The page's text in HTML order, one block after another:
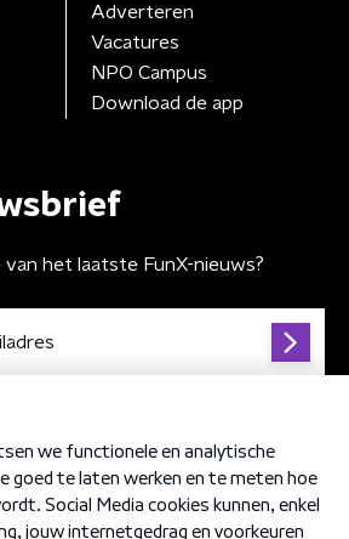
Adverteren
Vacatures
NPO Campus
Download de app
het laatste FunX-nieuws?
Privacybeleid